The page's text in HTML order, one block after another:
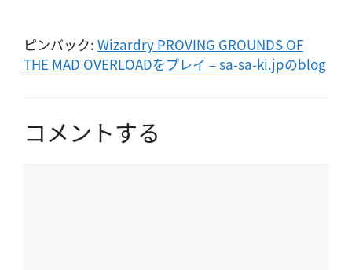
ピンバック: Wizardry PROVING GROUNDS OF
THE MAD OVERLOADをプレイ – sa-sa-ki.jpのblog
コメントする